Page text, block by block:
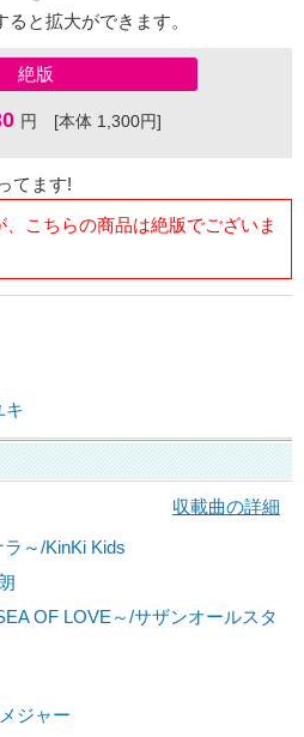
と拡大ができます。
絶版
円 [本体 1,300円]
てます!
こちらの商品は絶版でございま
キ
収載曲の詳細
ラ～/KinKi Kids
OF LOVE～/サザンオールスタ
ジャー